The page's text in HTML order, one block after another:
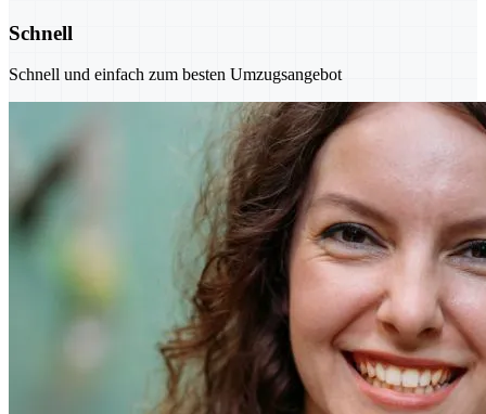
Schnell
Schnell und einfach zum besten Umzugsangebot